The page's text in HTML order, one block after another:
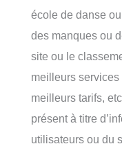
école de danse
des manques ou
site ou le
meilleurs services
meilleurs tarifs,
présent à titre
utilisateurs ou du